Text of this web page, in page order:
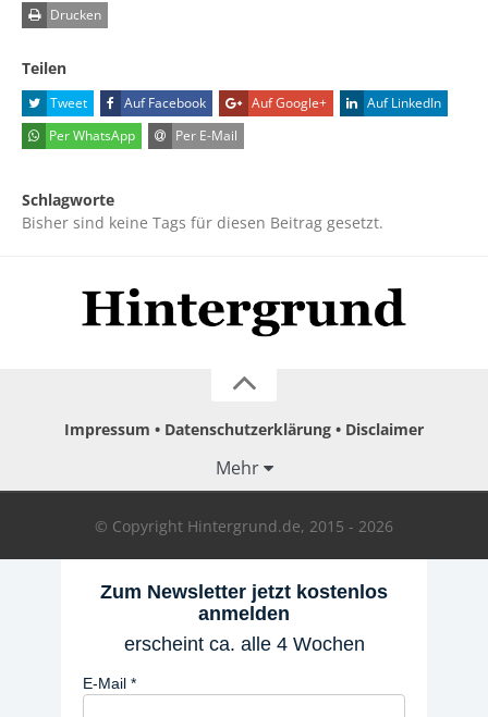
Drucken
Teilen
Tweet Auf Facebook Auf Google+
Auf LinkedIn
Per WhatsApp
Per E-Mail
Schlagworte
Bisher sind keine Tags für diesen Beitrag gesetzt.
Impressum Datenschutzerklärung Disclaimer
Mehr
© Copyright Hintergrund.de, 2015 - 2026
Zum Newsletter jetzt kostenlos
anmelden
erscheint ca. alle 4 Wochen
E-Mail